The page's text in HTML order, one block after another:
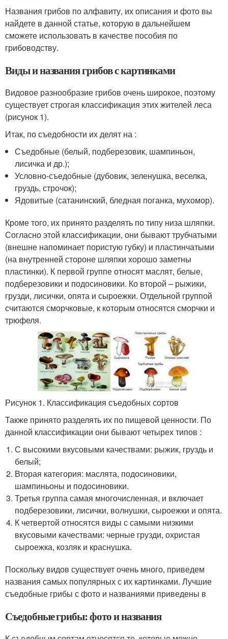
Названия грибов по алфавиту, их описания и фото вы
найдете в данной статье, которую в дальнейшем
сможете использовать в качестве пособия по
грибоводству.
Виды и названия грибов с картинками
Видовое разнообразие грибов очень широкое, поэтому
существует строгая классификация этих жителей леса
(рисунок 1).
Итак, по съедобности их делят на :
Съедобные (белый, подберезовик, шампиньон,
лисичка и др.);
Условно-съедобные (дубовик, зеленушка, веселка,
груздь, строчок);
Ядовитые (сатанинский, бледная поганка, мухомор).
Кроме того, их принято разделять по типу низа шляпки.
Согласно этой классификации, они бывают трубчатыми
(внешне напоминает пористую губку) и пластинчатыми
(на внутренней стороне шляпки хорошо заметны
пластинки). К первой группе относят маслят, белые,
подберезовики и подосиновики. Ко второй – рыжики,
грузди, лисички, опята и сыроежки. Отдельной группой
считаются сморчковые, к которым относятся сморчки и
трюфеля.
Рисунок 1. Классификация съедобных сортов
Также принято разделять их по пищевой ценности. По
данной классификации они бывают четырех типов :
С высокими вкусовыми качествами: рыжик, груздь и
белый;
Вторая категория: маслята, подосиновики,
шампиньоны и подосиновики.
Третья группа самая многочисленная, и включает
подберезовики, лисички, волнушки, сыроежки и опята.
К четвертой относятся виды с самыми низкими
вкусовыми качествами: черные грузди, охристая
сыроежка, козляк и краснушка.
Поскольку видов существует очень много, приведем
названия самых популярных с их картинками. Лучшие
съедобные грибы с фото и названиями приведены в
Съедобные грибы: фото и названия